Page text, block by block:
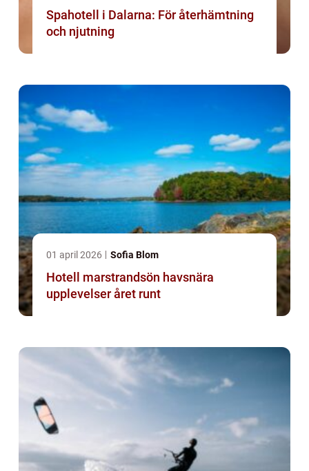
Spahotell i Dalarna: För återhämtning
och njutning
01 april 2026 Sofia Blom
Hotell marstrandsön havsnära
upplevelser året runt